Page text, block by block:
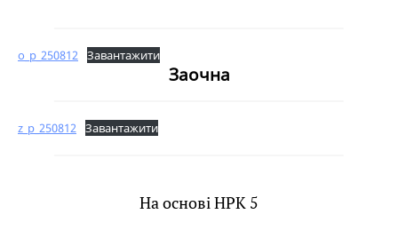
o_p_250812 Завантажити
Заочна
z_p_250812 Завантажити
На основі НРК 5